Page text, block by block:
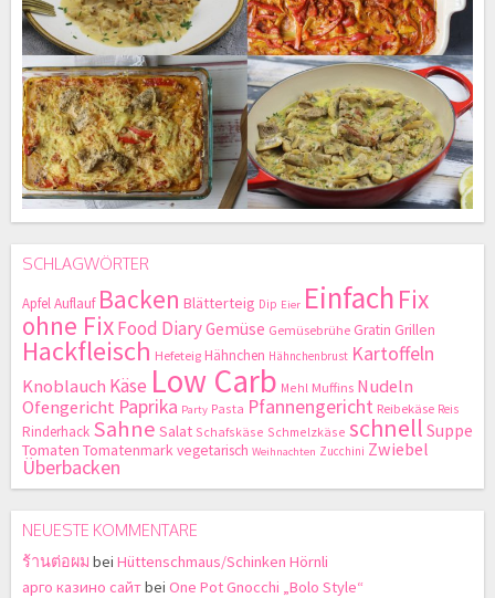
SCHLAGWÖRTER
ApfelAuflauf Backen Blätterteig Dip Eier Einfach Fix
ohne FixFood DiaryGemüse Gemüsebrühe Gratin Grillen
Hackfleisch Hefeteig Hähnchen Hähnchenbrust Kartoffeln
Knoblauch Käse Low Carb Mehl Muffins Nudeln
Ofengericht Paprika Party Pasta Pfannengericht Reibekäse Reis
Rinderhack Sahne Salat Schafskäse Schmelzkäse schnell Suppe
Tomaten Tomatenmarkvegetarisch Weihnachten Zucchini Zwiebel
Überbacken
NEUESTE KOMMENTARE
ร้านต่อผม bei Hüttenschmaus/Schinken Hörnli
арго казино сайтbei One Pot Gnocchi „Bolo Style“